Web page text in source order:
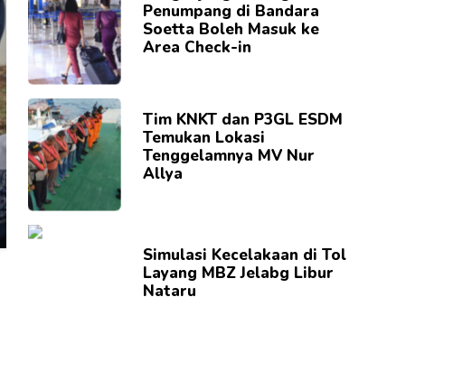
Penumpang di Bandara
Soetta Boleh Masuk ke
Area Check-in
Tim KNKT dan P3GL ESDM
Temukan Lokasi
Tenggelamnya MV Nur
Allya
Simulasi Kecelakaan di Tol
Layang MBZ Jelabg Libur
Nataru